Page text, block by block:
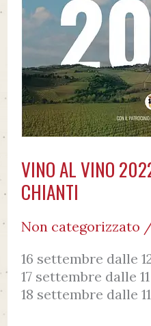
VINO AL VINO
CHIANTI
Non categorizzato
16 settembre dalle
17 settembre dalle
18 settembre dalle